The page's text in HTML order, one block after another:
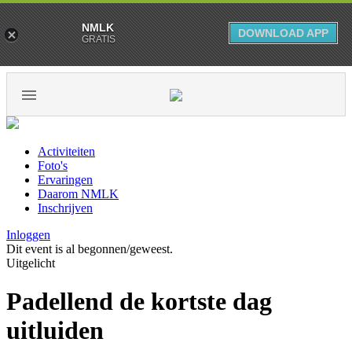
Activiteiten
Foto's
Ervaringen
Daarom NMLK
Inschrijven
Inloggen
Dit event is al begonnen/geweest.
Uitgelicht
Padellend de kortste dag
uitluiden
NMLK
GRATIS DOWNLOAD APP